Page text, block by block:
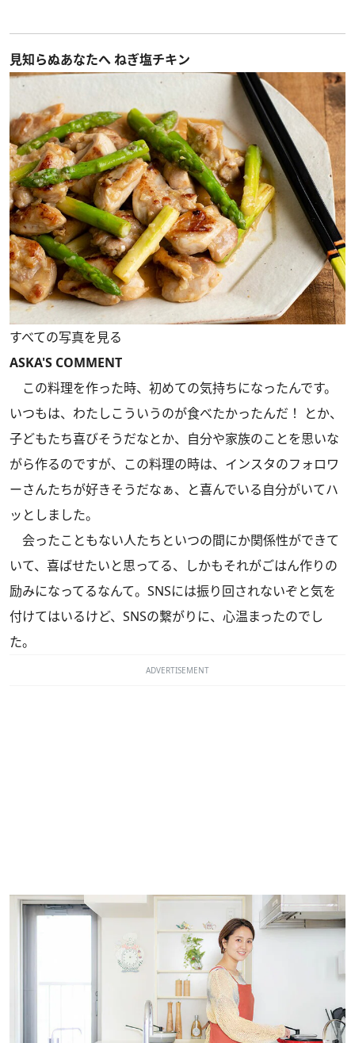
見知らぬあなたへ ねぎ塩チキン
すべての写真を見る
ASKA'S COMMENT
この料理を作った時、初めての気持ちになったんです。
いつもは、わたしこういうのが食べたかったんだ！ とか、
子どもたち喜びそうだなとか、自分や家族のことを思いな
がら作るのですが、この料理の時は、インスタのフォロワ
ーさんたちが好きそうだなぁ、と喜んでいる自分がいてハ
ッとしました。
会ったこともない人たちといつの間にか関係性ができて
いて、喜ばせたいと思ってる、しかもそれがごはん作りの
励みになってるなんて。SNSには振り回されないぞと気を
付けてはいるけど、SNSの繋がりに、心温まったのでし
た。
ADVERTISEMENT